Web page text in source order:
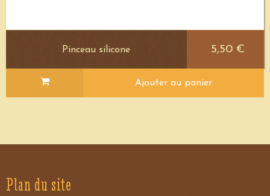
Pinceau silicone 5,50 €
Ajouter au panier
Plan du site